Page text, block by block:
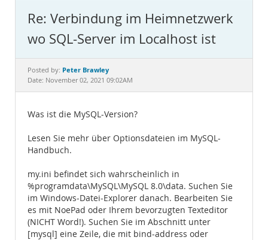
MySQL.com
Downloads
Documentation
Re: Verbindung im Heimnetzwerk
wo SQL-Server im Localhost ist
Posted by: Peter Brawley
Date: November 02, 2021 09:02AM
Was ist die MySQL-Version?
Lesen Sie mehr über Optionsdateien im MySQL-
Handbuch.
my.ini befindet sich wahrscheinlich in
%programdata\MySQL\MySQL 8.0\data. Suchen Sie
im Windows-Datei-Explorer danach. Bearbeiten Sie
es mit NoePad oder Ihrem bevorzugten Texteditor
(NICHT Word!). Suchen Sie im Abschnitt unter
[mysql] eine Zeile, die mit bind-address oder